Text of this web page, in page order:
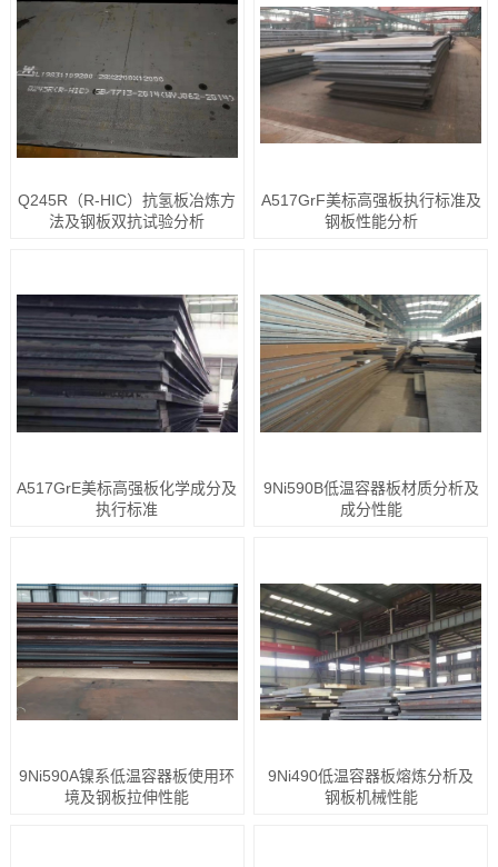
Q245R（R-HIC）抗氢板冶炼方
法及钢板双抗试验分析
A517GrF美标高强板执行标准及
钢板性能分析
A517GrE美标高强板化学成分及
执行标准
9Ni590B低温容器板材质分析及
成分性能
9Ni590A镍系低温容器板使用环
境及钢板拉伸性能
9Ni490低温容器板熔炼分析及
钢板机械性能